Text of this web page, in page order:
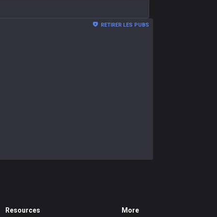
RETIRER LES PUBS
Resources More